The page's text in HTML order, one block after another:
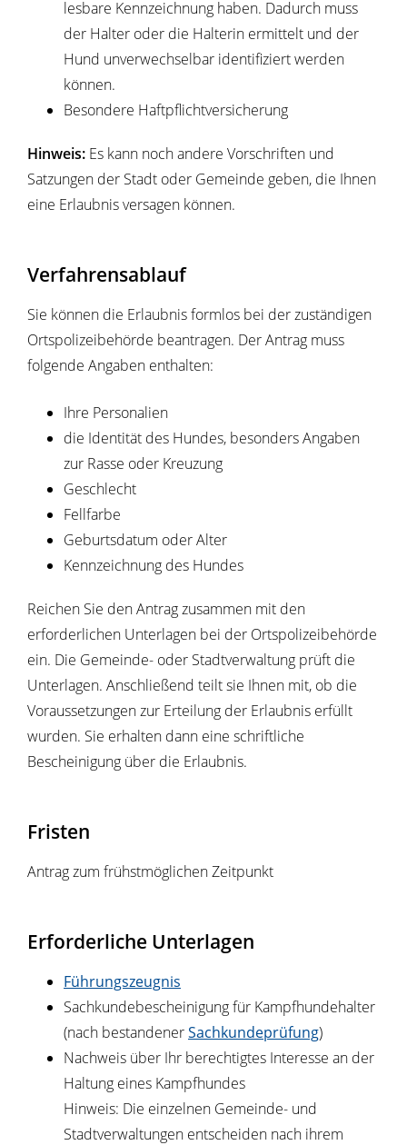
lesbare Kennzeichnung haben. Dadurch muss
der Halter oder die Halterin ermittelt und der
Hund unverwechselbar identifiziert werden
können.
Besondere Haftpflichtversicherung
Hinweis: Es kann noch andere Vorschriften und
Satzungen der Stadt oder Gemeinde geben, die Ihnen
eine Erlaubnisversagen können.
Verfahrensablauf
Sie können die Erlaubnis formlos bei der zuständigen
Ortspolizeibehörde beantragen. Der Antrag muss
folgende Angaben enthalten:
Ihre Personalien
die Identität des Hundes, besonders Angaben
zur Rasse oder Kreuzung
Geschlecht
Fellfarbe
Geburtsdatum oder Alter
Kennzeichnung des Hundes
Reichen Sie den Antrag zusammen mit den
erforderlichen Unterlagen bei der Ortspolizeibehörde
ein. Die Gemeinde- oder Stadtverwaltung prüft die
Unterlagen. Anschließend teilt sie Ihnen mit, ob die
Voraussetzungen zur Erteilung der Erlaubnis erfüllt
wurden. Sie erhalten dann eine schriftliche
Bescheinigung über die Erlaubnis.
Fristen
Antrag zum frühstmöglichen Zeitpunkt
Erforderliche Unterlagen
Führungszeugnis
Sachkundebescheinigung für Kampfhundehalter
(nach bestandenerSachkundeprüfung)
Nachweis über Ihr berechtigtes Interesse an der
Haltung eines Kampfhundes
Hinweis: Die einzelnen Gemeinde- und
Stadtverwaltungen entscheiden nach ihrem